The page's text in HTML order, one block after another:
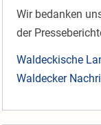
Wir bedanken
der
Waldeckische
Waldecker